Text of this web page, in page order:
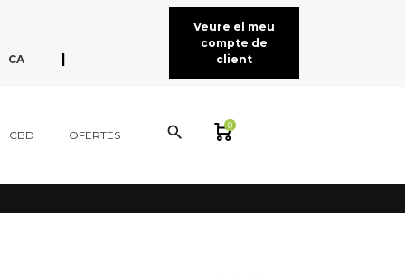
CA
|
Veure el meu
compte de
client
CBD OFERTES search 0